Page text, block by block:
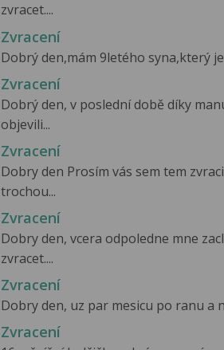
zvracet....
Zvracení
Dobrý den,mám 9letého syna,který
Zvracení
Dobrý den, v poslední době díky
objevili...
Zvracení
Dobry den Prosím vás sem tem
trochou...
Zvracení
Dobry den, vcera odpoledne mne
zvracet....
Zvracení
Dobry den, uz par mesicu po ranu a
Zvracení